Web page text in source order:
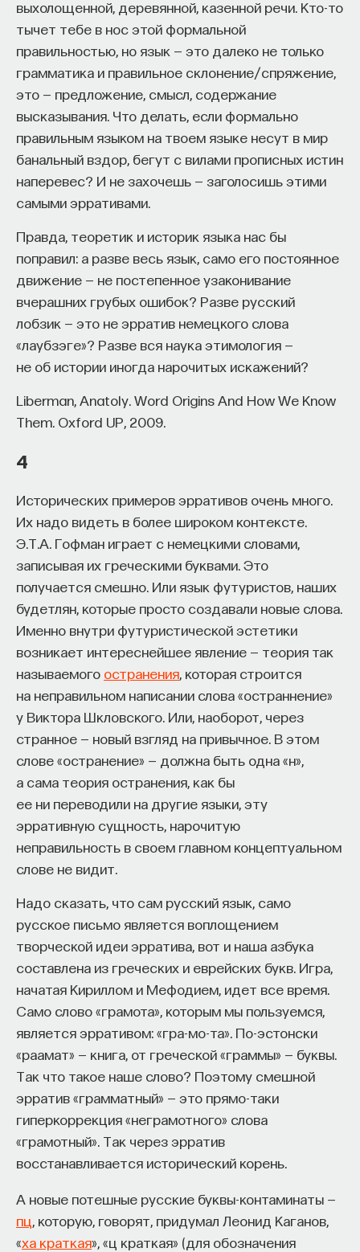
выхолощенной, деревянной, казенной речи. Кто-то
тычет тебе в нос этой формальной
правильностью, но язык — это далеко не только
грамматика и правильное склонение/спряжение,
это — предложение, смысл, содержание
высказывания. Что делать, если формально
правильным языком на твоем языке несут в мир
банальный вздор, бегут с вилами прописных истин
наперевес? И не захочешь — заголосишь этими
самыми эрративами.
Правда, теоретик и историк языка нас бы
поправил: а разве весь язык, само его постоянное
движение — не постепенное узаконивание
вчерашних грубых ошибок? Разве русский
лобзик — это не эрратив немецкого слова
«лаубзэге»? Разве вся наука этимология —
не об истории иногда нарочитых искажений?
Liberman, Anatoly. Word Origins And How We Know
Them. Oxford UP, 2009.
4
Исторических примеров эрративов очень много.
Их надо видеть в более широком контексте.
Э.Т.А. Гофман играет с немецкими словами,
записывая их греческими буквами. Это
получается смешно. Или язык футуристов, наших
будетлян, которые просто создавали новые слова.
Именно внутри футуристической эстетики
возникает интереснейшее явление — теория так
называемого остранения, которая строится
на неправильном написании слова «остраннение»
у Виктора Шкловского. Или, наоборот, через
странное — новый взгляд на привычное. В этом
слове «остранение» — должна быть одна «н»,
а сама теория остранения, как бы
ее ни переводили на другие языки, эту
эрративную сущность, нарочитую
неправильность в своем главном концептуальном
слове не видит.
Надо сказать, что сам русский язык, само
русское письмо является воплощением
творческой идеи эрратива, вот и наша азбука
составлена из греческих и еврейских букв. Игра,
начатая Кириллом и Мефодием, идет все время.
Само слово «грамота», которым мы пользуемся,
является эрративом: «гра-мо-та». По-эстонски
«раамат» — книга, от греческой «граммы» — буквы.
Так что такое наше слово? Поэтому смешной
эрратив «грамматный» — это прямо-таки
гиперкоррекция «неграмотного» слова
«грамотный». Так через эрратив
восстанавливается исторический корень.
А новые потешные русские буквы-контаминаты —
пц, которую, говорят, придумал Леонид Каганов,
«ха краткая», «ц краткая» (для обозначения